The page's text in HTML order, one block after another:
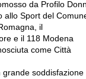
da Profilo
allo Sport del
il
e il 118 Modena
come Città
grande soddisfazione